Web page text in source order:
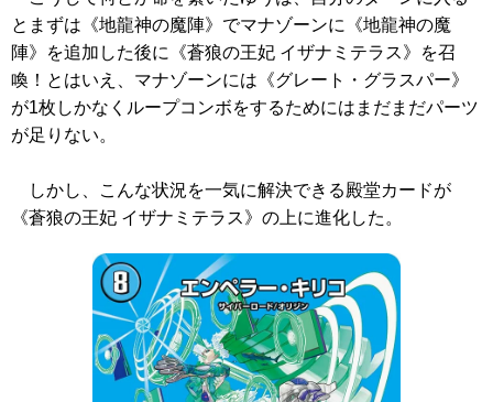
とまずは 《地龍神の魔陣》 でマナゾーンに
《地龍神の魔
陣》
を追加した後に 《蒼狼の王妃 イザナミテラス》
を召
喚！とはいえ、マナゾーンには 《グレート・グラスパー》
が1枚しかなくループコンボをするためにはまだまだパーツ
が足りない。
しかし、こんな状況を一気に解決できる殿堂カードが
《蒼狼の王妃 イザナミテラス》 の上に進化した。